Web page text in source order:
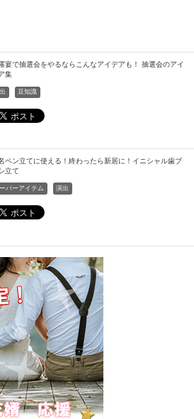
宴で抽選会をやるならこんなアイデアも！ 抽選会のアイ
集
豆知識
ペン立てに使える！終わったら新居に！イニシャル歯ブ
立て
パーアイテム 演出